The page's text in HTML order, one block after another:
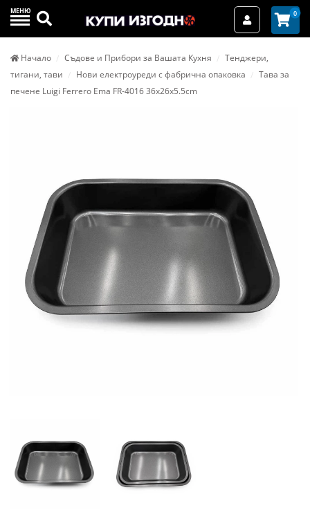
МЕНЮ Търси Вход / 0
Начало Съдове и Прибори за Вашата Кухня
Тенджери,
тигани, тави
Нови електроуреди с фабрична опаковка
Тава за
печене Luigi Ferrero Ema FR-4016 36x26x5.5cm